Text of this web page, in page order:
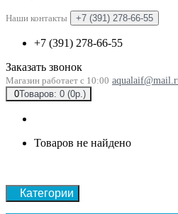
Наши контакты +7 (391) 278-66-55
+7 (391) 278-66-55
Заказать звонок
Магазин работает с 10:00
0Товаров: 0 (0р.)
Товаров не найдено
Категории